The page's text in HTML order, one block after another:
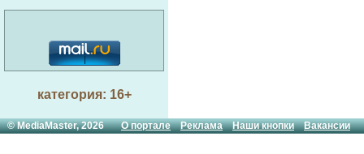
категория: 16+
© MediaMaster, 2026О портале Реклама Наши кнопки Вакансии